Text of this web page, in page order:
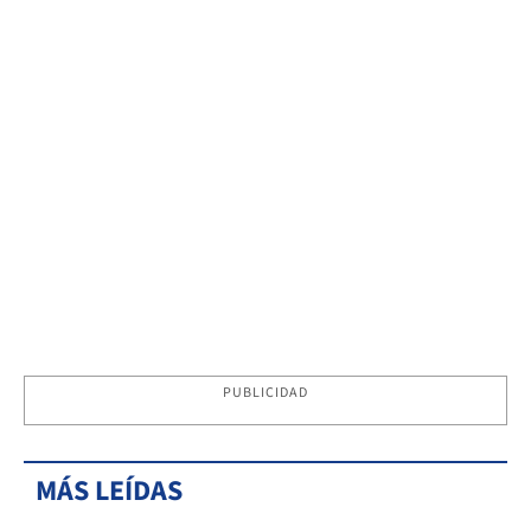
PUBLICIDAD
MÁS LEÍDAS